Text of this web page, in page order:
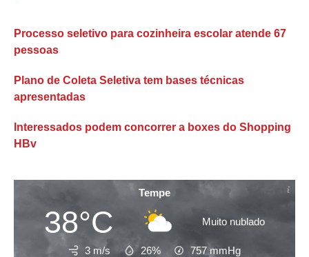
Processo seletivo para cozinheira escolar atende 67
pessoas
Plano de Coleta Seletiva tem bases técnicas
apresentadas
Interessados podem concorrer a boxes do Shopping
HBv
Tempe
38°C Muito nublado
3 m/s 26% 757 mmHg